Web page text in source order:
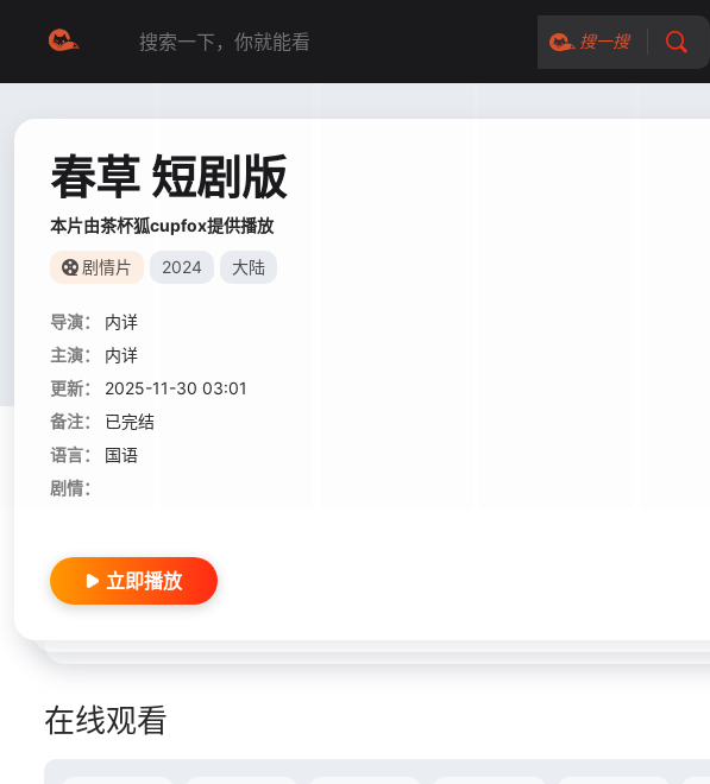
搜一搜
春草 短剧版
本片由茶杯狐cupfox提供播放
剧情片 2024 大陆
导演：
内详
主演：
内详
更新：
2025-11-30 03:01
备注：
已完结
语言：
国语
剧情：
立即播放
在线观看